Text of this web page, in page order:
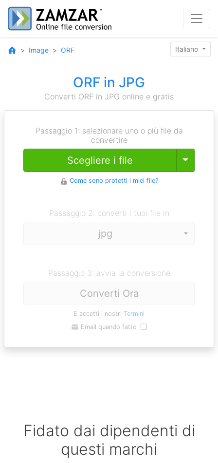
Image ORF Italiano
ORF in JPG
Converti ORF in JPG online e gratis
Passaggio 1: selezionare uno o più file da
convertire
Scegliere i file Toggle
Come sono protetti i miei file?
Passaggio 2: converti i tuoi file in
Passaggio 3: avvia la conversione
Converti Ora
E accetti i nostri Termini
Email quando fatto
Fidato dai dipendenti di
questi marchi